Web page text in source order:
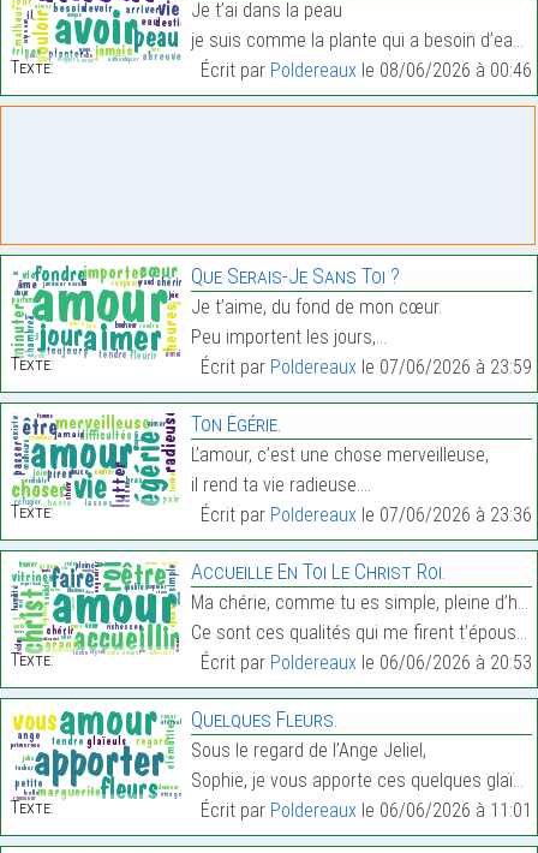
Texte:
Je t’ai dans la peau
je suis comme la plante qui a besoin d’eau,…
Écrit par Poldereauxle 08/06/2026 à 00:46
Texte:
Que Serais-Je Sans Toi ?
Je t’aime, du fond de mon cœur.
Peu importent les jours,…
Écrit par Poldereauxle 07/06/2026 à 23:59
Texte:
Ton Égérie.
L’amour, c’est une chose merveilleuse,
il rend ta vie radieuse.…
Écrit par Poldereauxle 07/06/2026 à 23:36
Texte:
Accueille En Toi Le Christ Roi.
Ma chérie, comme tu es simple, pleine d’humilité.
Ce sont ces qualités qui me firent t’épouser.…
Écrit par Poldereauxle 06/06/2026 à 20:53
Texte:
Quelques Fleurs.
Sous le regard de l’Ange Jeliel,
Sophie, je vous apporte ces quelques glaïeuls.…
Écrit par Poldereauxle 06/06/2026 à 11:01